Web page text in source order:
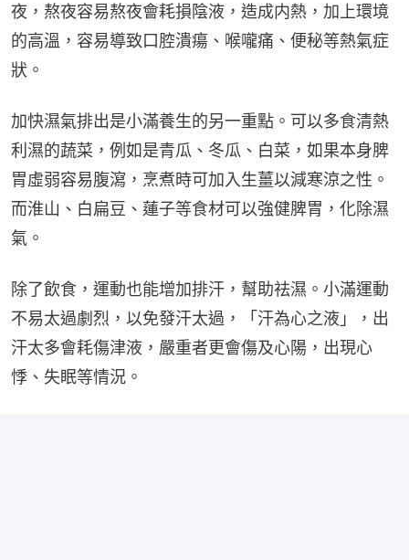
夜，熬夜容易熬夜會耗損陰液，造成内熱，加上環境
的高溫，容易導致口腔潰瘍、喉嚨痛、便秘等熱氣症
狀。
加快濕氣排出是小滿養生的另一重點。可以多食清熱
利濕的蔬菜，例如是青瓜、冬瓜、白菜，如果本身脾
胃虛弱容易腹瀉，烹煮時可加入生薑以減寒涼之性。
而淮山、白扁豆、蓮子等食材可以強健脾胃，化除濕
氣。
除了飲食，運動也能增加排汗，幫助祛濕。小滿運動
不易太過劇烈，以免發汗太過，「汗為心之液」，出
汗太多會耗傷津液，嚴重者更會傷及心陽，出現心
悸、失眠等情況。